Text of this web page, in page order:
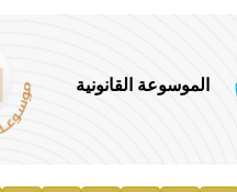
الموسوعة القانونية